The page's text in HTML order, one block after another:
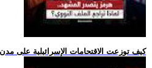
.. كيف توزعت الاقتحامات الإسرائيلية على